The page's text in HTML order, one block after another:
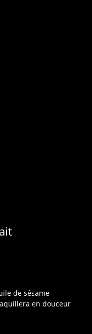
de sésame
en douceur